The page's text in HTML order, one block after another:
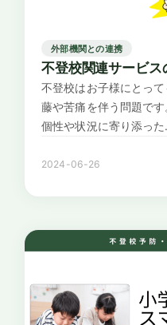
外部機関との連携
不登校関連サービス
不登校はお子様にとっ
藤や苦痛を伴う問題で
個性や状況に寄り添っ
2024-06-26